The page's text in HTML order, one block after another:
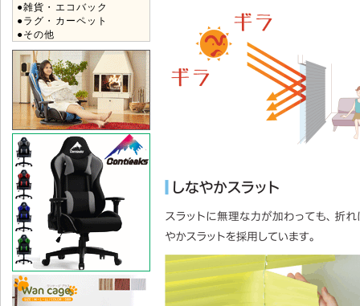
●雑貨・エコバック
●ラグ・カーペット
●その他